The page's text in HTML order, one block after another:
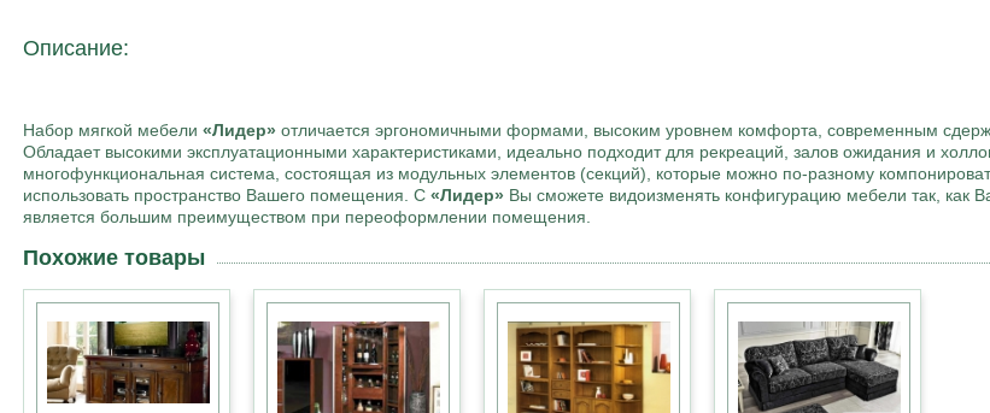
Описание:
Набор мягкой мебели «Лидер» отличается эргономичными формами, высоким уровнем комфорта, современным
Обладает высокими эксплуатационными характеристиками, идеально подходит для рекреаций, залов ожидания и
многофункциональная система, состоящая из модульных элементов (секций), которые можно по-разному
использовать пространство Вашего помещения. С «Лидер» Вы сможете видоизменять конфигурацию мебели так, как
является большим преимуществом при переоформлении помещения.
Похожие товары